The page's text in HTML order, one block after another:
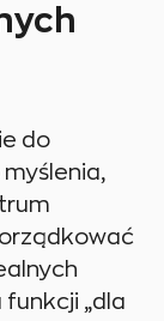
do
myślenia,
„dla